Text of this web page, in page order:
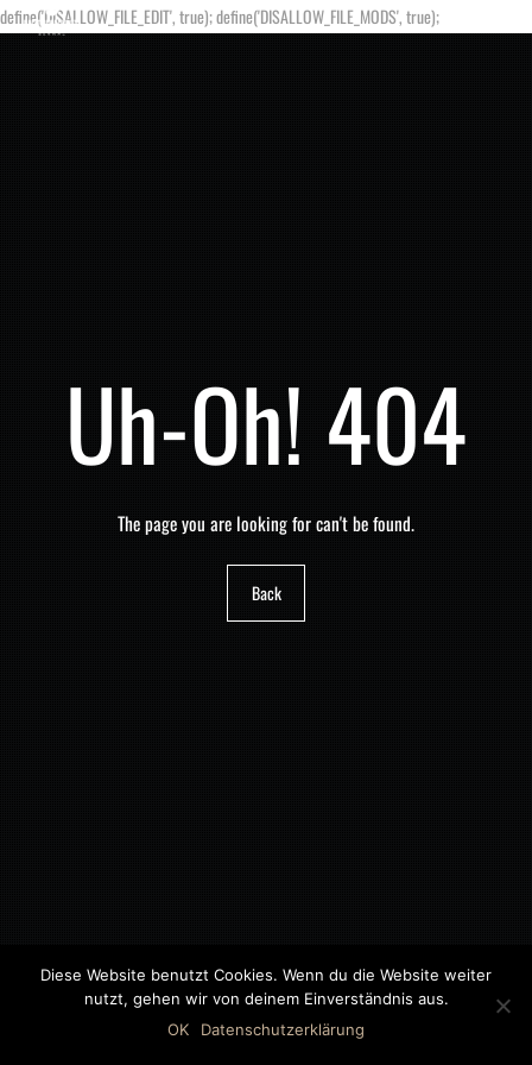
define('DISALLOW_FILE_EDIT', true); define('DISALLOW_FILE_MODS', true);
Uh-Oh! 404
The page you are looking for can't be found.
Back
©2018 MWB – MOTORWAGEN BERNAU GMBH
Diese Website benutzt Cookies. Wenn du die Website weiter
nutzt, gehen wir von deinem Einverständnis aus.
OK
Datenschutzerklärung